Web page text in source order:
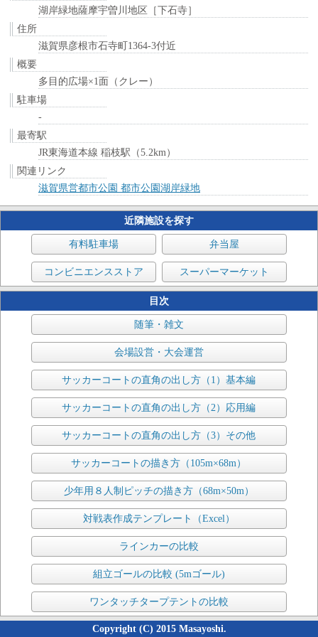
湖岸緑地薩摩宇曽川地区［下石寺］
住所
滋賀県彦根市石寺町1364-3付近
概要
多目的広場×1面（クレー）
駐車場
-
最寄駅
JR東海道本線 稲枝駅（5.2km）
関連リンク
滋賀県営都市公園 都市公園湖岸緑地
近隣施設を探す
有料駐車場 弁当屋
コンビニエンスストア スーパーマーケット
目次
随筆・雑文
会場設営・大会運営
サッカーコートの直角の出し方（1）基本編
サッカーコートの直角の出し方（2）応用編
サッカーコートの直角の出し方（3）その他
サッカーコートの描き方（105m×68m）
少年用８人制ピッチの描き方（68m×50m）
対戦表作成テンプレート（Excel）
ラインカーの比較
組立ゴールの比較 (5mゴール)
ワンタッチタープテントの比較
Copyright (C) 2015 Masayoshi.